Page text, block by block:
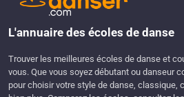
L'annuaire des écoles de danse
Trouver les meilleures écoles de danse et
vous. Que vous soyez débutant ou danseur
pour choisir votre style de danse, classique,